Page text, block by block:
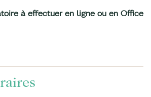
à effectuer en ligne ou en Office